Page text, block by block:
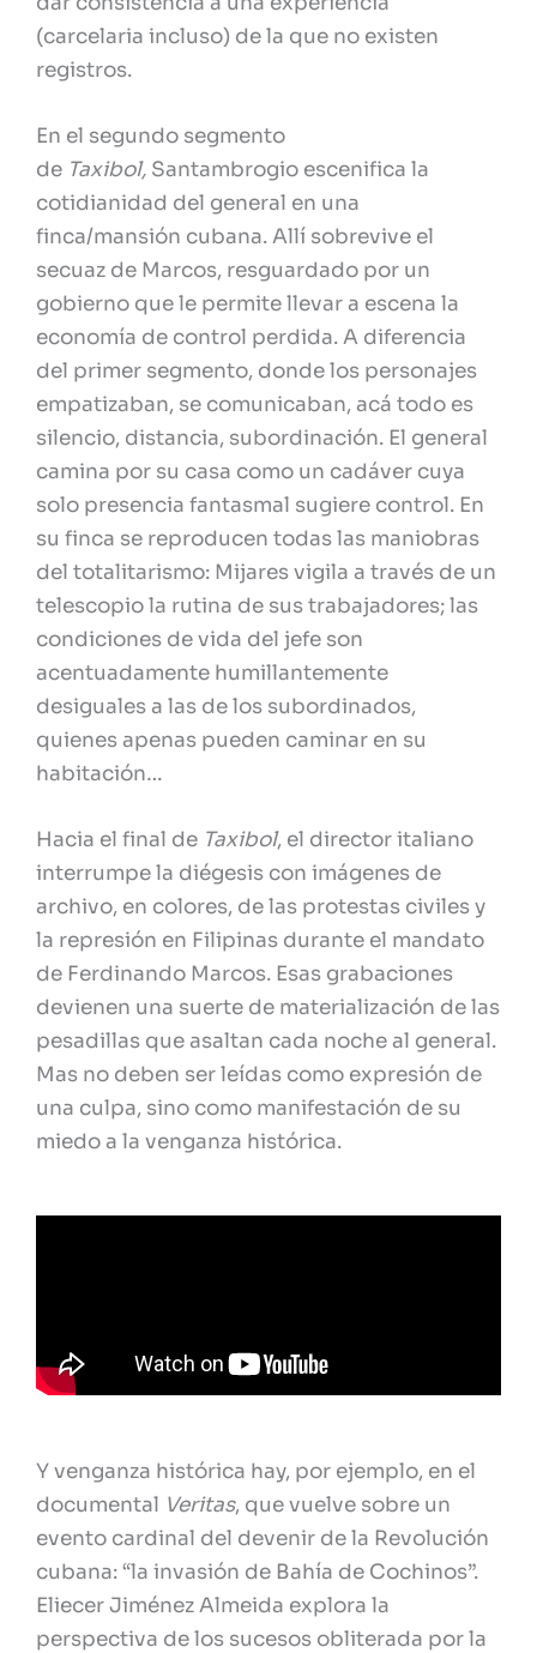
(carcelaria incluso) de la que no existen
registros.
En el segundo segmento
de Taxibol, Santambrogio escenifica la
cotidianidad del general en una
finca/mansión cubana. Allí sobrevive el
secuaz de Marcos, resguardado por un
gobierno que le permite llevar a escena la
economía de control perdida. A diferencia
del primer segmento, donde los personajes
empatizaban, se comunicaban, acá todo es
silencio, distancia, subordinación. El general
camina por su casa como un cadáver cuya
solo presencia fantasmal sugiere control. En
su finca se reproducen todas las maniobras
del totalitarismo: Mijares vigila a través de un
telescopio la rutina de sus trabajadores; las
condiciones de vida del jefe son
acentuadamente humillantemente
desiguales a las de los subordinados,
quienes apenas pueden caminar en su
habitación…
Hacia el final de Taxibol, el director italiano
interrumpe la diégesis con imágenes de
archivo, en colores, de las protestas civiles y
la represión en Filipinas durante el mandato
de Ferdinando Marcos. Esas grabaciones
devienen una suerte de materialización de las
pesadillas que asaltan cada noche al general.
Mas no deben ser leídas como expresión de
una culpa, sino como manifestación de su
miedo a la venganza histórica.
Y venganza histórica hay, por ejemplo, en el
documental Veritas, que vuelve sobre un
evento cardinal del devenir de la Revolución
cubana: “la invasión de Bahía de Cochinos”.
Eliecer Jiménez Almeida explora la
perspectiva de los sucesos obliterada por la